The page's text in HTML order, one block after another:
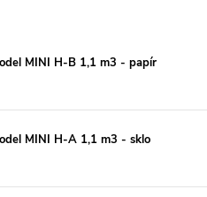
MINI H-B 1,1 m3 - papír
MINI H-A 1,1 m3 - sklo